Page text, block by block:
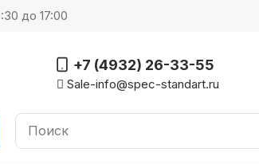
до 17:00
+7 (4932) 26-33-55
Sale-info@spec-standart.ru